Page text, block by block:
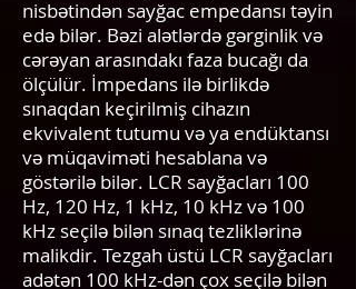
nisbətindən sayğac empedansı təyin
edə bilər. Bəzi alətlərdə gərginlik və
cərəyan arasındakı faza bucağı da
ölçülür. İmpedans ilə birlikdə
sınaqdan keçirilmiş cihazın
ekvivalent tutumu və ya endüktansı
və müqaviməti hesablana və
göstərilə bilər. LCR sayğacları 100
Hz, 120 Hz, 1 kHz, 10 kHz və 100
kHz seçilə bilən sınaq tezliklərinə
malikdir. Tezgah üstü LCR sayğacları
adətən 100 kHz-dən çox seçilə bilən